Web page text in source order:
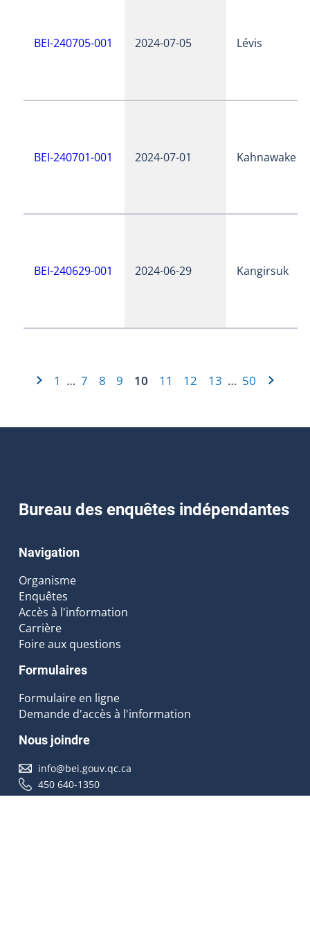
BEI-240705-001 2024-07-05 Lévis
BEI-240701-001 2024-07-01 Kahnawake
BEI-240629-001 2024-06-29 Kangirsuk
1 … 7 8 9 10 11 12 13 … 50
Bureau des enquêtes indépendantes
Navigation
Organisme
Enquêtes
Accès à l'information
Carrière
Foire aux questions
Formulaires
Formulaire en ligne
Demande d'accès à l'information
Nous joindre
info@bei.gouv.qc.ca
450 640-1350